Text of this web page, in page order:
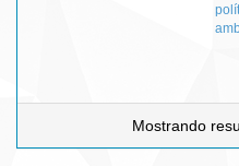
Mostrando